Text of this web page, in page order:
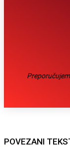
POVEZANI